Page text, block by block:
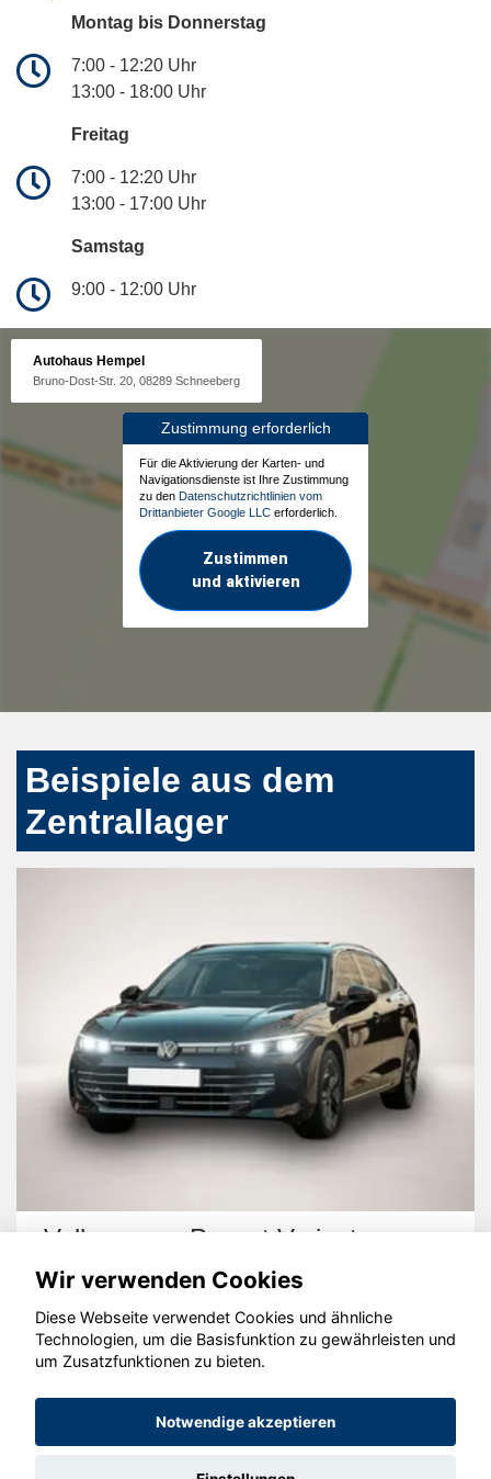
Montag bis Donnerstag
7:00 - 12:20 Uhr
13:00 - 18:00 Uhr
Freitag
7:00 - 12:20 Uhr
13:00 - 17:00 Uhr
Samstag
9:00 - 12:00 Uhr
Autohaus Hempel
Bruno-Dost-Str. 20, 08289 Schneeberg
Zustimmung erforderlich
Für die Aktivierung der Karten- und
Navigationsdienste ist Ihre Zustimmung
zu den Datenschutzrichtlinien vom
Drittanbieter Google LLC erforderlich.
Zustimmen
und aktivieren
Beispiele aus dem
Zentrallager
Volkswagen Passat Variant
© konjunkturmotor.de GmbH 2020 - 2026
Wir verwenden Cookies
Diese Webseite verwendet Cookies und ähnliche
Technologien, um die Basisfunktion zu gewährleisten und
um Zusatzfunktionen zu bieten.
Notwendige akzeptieren